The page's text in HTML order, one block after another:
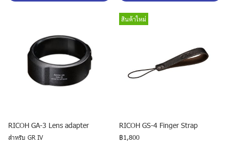
RICOH GA-3 Lens adapter
สำหรับ GR IV
สินค้าใหม่
RICOH GS-4 Finger Strap
฿1,800